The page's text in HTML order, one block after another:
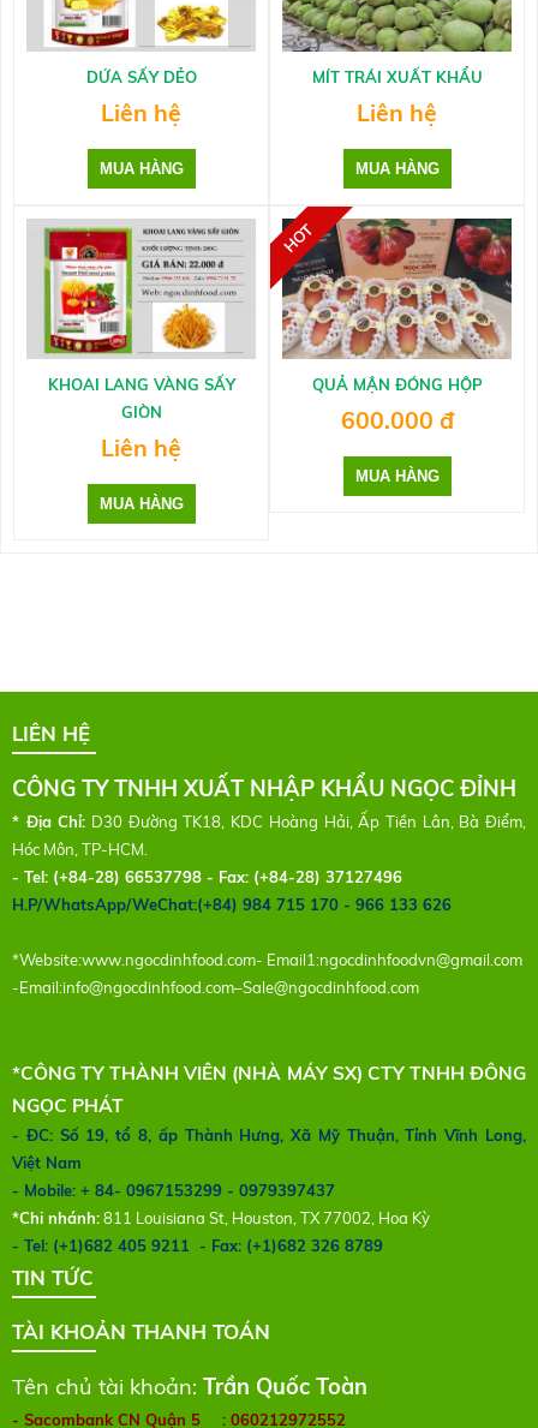
DỨA SẤY DẺO
Liên hệ
MÍT TRÁI XUẤT KHẨU
Liên hệ
KHOAI LANG VÀNG SẤY
GIÒN
Liên hệ
QUẢ MẬN ĐÓNG HỘP
600.000 đ
LIÊN HỆ
CÔNG TY TNHH XUẤT NHẬP KHẨU NGỌC ĐỈNH
* Địa Chỉ: D30 Đường TK18, KDC Hoàng Hải, Ấp Tiền Lân, Bà Điểm,
Hóc Môn, TP-HCM.
- Tel: (+84-28) 66537798 - Fax: (+84-28) 37127496
H.P/WhatsApp/WeChat:(+84) 984 715 170 - 966 133 626
*Website:www.ngocdinhfood.com- Email1:ngocdinhfoodvn@gmail.com
-Email:info@ngocdinhfood.com–Sale@ngocdinhfood.com
*CÔNG TY THÀNH VIÊN (NHÀ MÁY SX) CTY TNHH ĐÔNG
NGỌC PHÁT
- ĐC: Số 19, tổ 8, ấp Thành Hưng, Xã Mỹ Thuận, Tỉnh Vĩnh Long,
Việt Nam
- Mobile: + 84- 0967153299 - 0979397437
*Chi nhánh:811 Louisiana St, Houston, TX 77002, Hoa Kỳ
- Tel: (+1)682 405 9211 - Fax: (+1)682 326 8789
TIN TỨC
TÀI KHOẢN THANH TOÁN
Tên chủ tài khoản: Trần Quốc Toàn
- Sacombank CN Quận 5 : 060212972552